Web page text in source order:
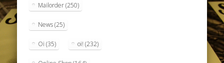
Mailorder(250)
News(25)
Oi (35) oi! (232)